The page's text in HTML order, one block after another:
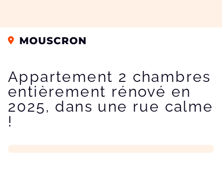
MOUSCRON
Appartement 2 chambres
entièrement rénové en
2025, dans une rue calme
!